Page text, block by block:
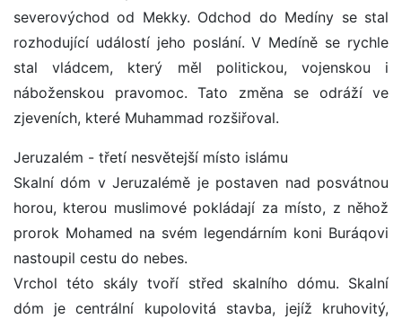
severovýchod od Mekky. Odchod do Medíny se stal
rozhodující událostí jeho poslání. V Medíně se rychle
stal vládcem, který měl politickou, vojenskou i
náboženskou pravomoc. Tato změna se odráží ve
zjeveních, které Muhammad rozšiřoval.
Jeruzalém - třetí nesvětejší místo islámu
Skalní dóm v Jeruzalémě je postaven nad posvátnou
horou, kterou muslimové pokládají za místo, z něhož
prorok Mohamed na svém legendárním koni Buráqovi
nastoupil cestu do nebes.
Vrchol této skály tvoří střed skalního dómu. Skalní
dóm je centrální kupolovitá stavba, jejíž kruhovitý,